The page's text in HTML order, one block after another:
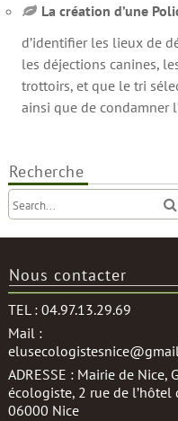
La création d’une
d’identifier les lieux de
les déjections canines,
trottoirs, et que le tri
ainsi que de condamner
Recherche
Nous contacter
TEL : 04.97.13.29.69
Mail :
ADRESSE : Mairie de Nice,
écologiste, 2 rue de l’hôtel
06000 Nice